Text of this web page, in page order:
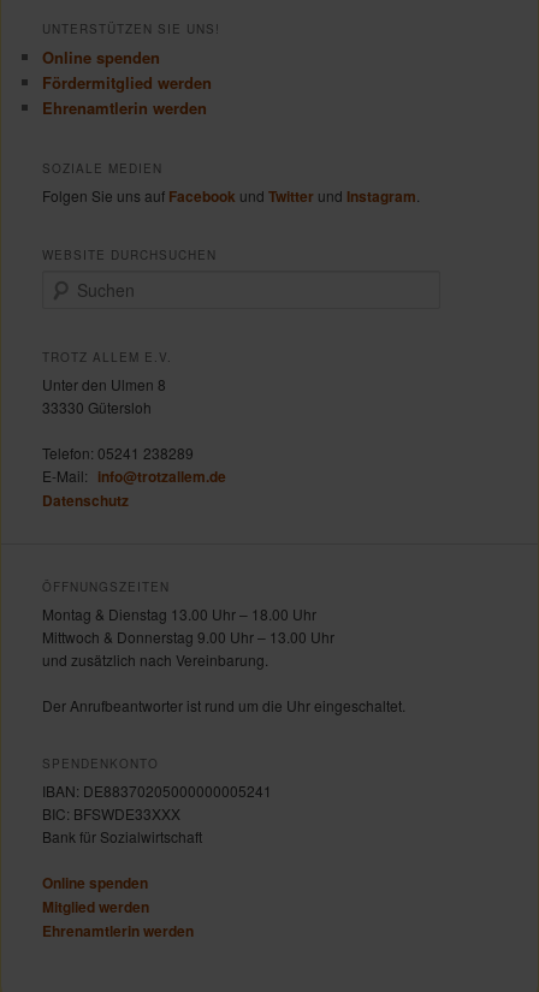
UNTERSTÜTZEN SIE UNS!
Online spenden
Fördermitglied werden
Ehrenamtlerin werden
SOZIALE MEDIEN
Folgen Sie uns auf Facebook und Twitterund Instagram
WEBSITE DURCHSUCHEN
h
n
TROTZ ALLEM E.V.
Unter den Ulmen 8
33330 Gütersloh
Telefon: 05241 238289
E-Mail: info@trotzallem.de
Datenschutz
ÖFFNUNGSZEITEN
Montag & Dienstag 13.00 Uhr – 18.00 Uhr
Mittwoch & Donnerstag 9.00 Uhr – 13.00 Uhr
und zusätzlich nach Vereinbarung.
Der Anrufbeantworter ist rund um die Uhr eingeschaltet.
SPENDENKONTO
IBAN: DE88370205000000005241
BIC: BFSWDE33XXX
Bank für Sozialwirtschaft
Online spenden
Mitglied werden
Ehrenamtlerin werden